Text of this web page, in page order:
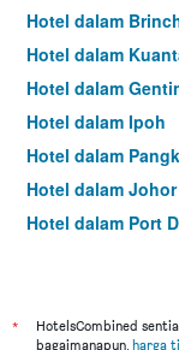
Hotel dalam
Hotel dalam
Hotel dalam
Hotel dalam Ipoh
Hotel dalam
Hotel dalam
Hotel dalam Port
*
HotelsCombined
bagaimanapun, harga